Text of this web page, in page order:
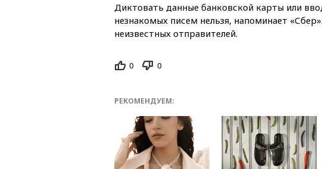
Диктовать данные банковской карты или
незнакомых писем нельзя, напоминает
неизвестных отправителей.
0 0
РЕКОМЕНДУЕМ: